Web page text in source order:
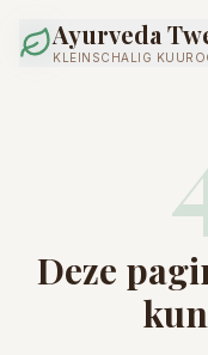
Ayurveda
KLEINSCHALIG
Deze